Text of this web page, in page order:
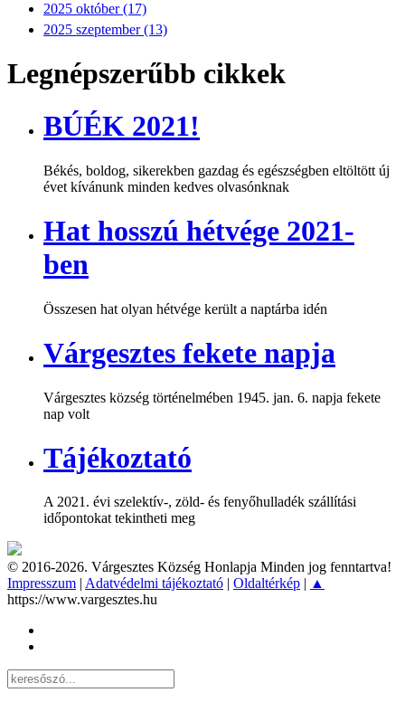
2025 október (17)
2025 szeptember (13)
Legnépszerűbb cikkek
BÚÉK 2021!
Békés, boldog, sikerekben gazdag és egészségben eltöltött új
évet kívánunk minden kedves olvasónknak
Hat hosszú hétvége 2021-
ben
Összesen hat olyan hétvége került a naptárba idén
Várgesztes fekete napja
Várgesztes község történelmében 1945. jan. 6. napja fekete
nap volt
Tájékoztató
A 2021. évi szelektív-, zöld- és fenyőhulladék szállítási
időpontokat tekintheti meg
© 2016-2026. Várgesztes Község Honlapja Minden jog fenntartva!
Impresszum Adatvédelmi tájékoztató Oldaltérkép
▲
https://www.vargesztes.hu